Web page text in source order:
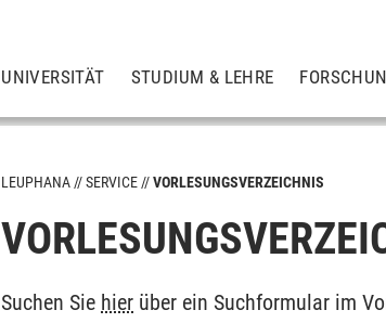
UNIVERSITÄT STUDIUM & LEHRE
LEUPHANA SERVICE VORLESUNGSVERZEICHNIS
Suchen Sie hier über ein Suchformular im